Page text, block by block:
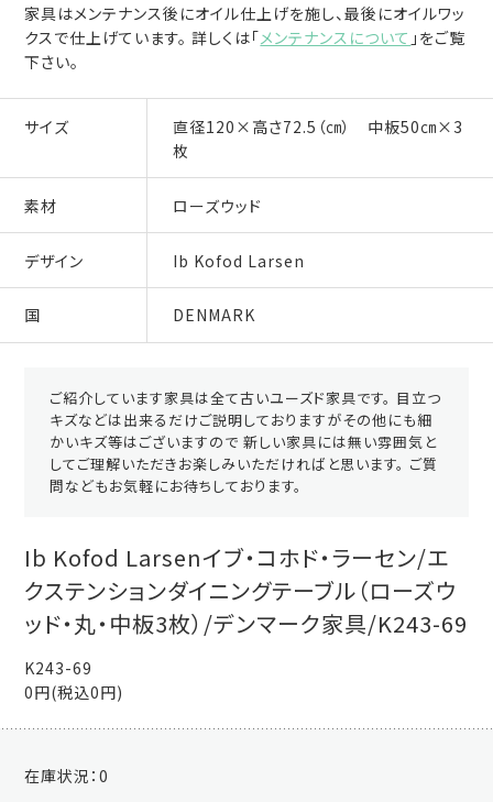
家具はメンテナンス後にオイル仕上げを施し、最後にオイルワッ
クスで仕上げています。 詳しくは「メンテナンスについて 」をご覧
下さい。
サイズ
直径120×高さ72.5（㎝） 中板50㎝×3
枚
素材 ローズウッド
デザイン Ib Kofod Larsen
国 DENMARK
ご紹介しています家具は全て古いユーズド家具です。 目立つ
キズなどは出来るだけご説明しておりますがその他にも細
かいキズ等はございますので 新しい家具には無い雰囲気と
してご理解いただきお楽しみいただければと思います。 ご質
問などもお気軽にお待ちしております。
Ib Kofod Larsenイブ・コホド・ラーセン/エ
クステンションダイニングテーブル（ローズウ
ッド・丸・中板3枚）/デンマーク家具/K243-69
K243-69
0円(税込0円)
在庫状況：0